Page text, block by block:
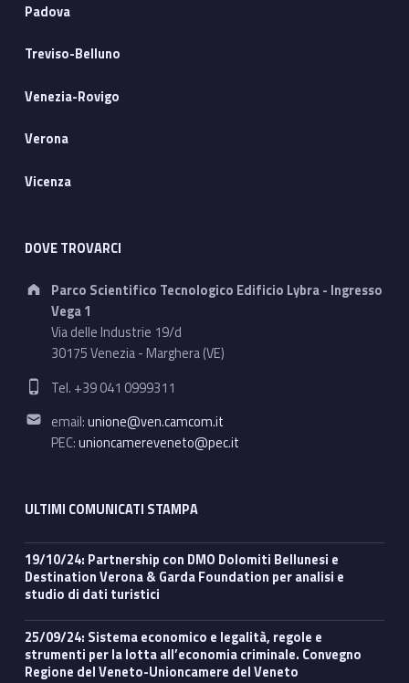
Padova
Treviso-Belluno
Venezia-Rovigo
Verona
Vicenza
DOVE TROVARCI
Address:
Parco Scientifico Tecnologico Edificio Lybra - Ingresso
Vega 1
Via delle Industrie 19/d
30175 Venezia - Marghera (VE)
Phone number:
Tel. +39 041 0999311
Email address:
email:unione@ven.camcom.it
PEC:unioncamereveneto@pec.it
ULTIMI COMUNICATI STAMPA
19/10/24: Partnership con DMO Dolomiti Bellunesi e
Destination Verona & Garda Foundation per analisi e
studio di dati turistici
25/09/24: Sistema economico e legalità, regole e
strumenti per la lotta all’economia criminale. Convegno
Regione del Veneto-Unioncamere del Veneto